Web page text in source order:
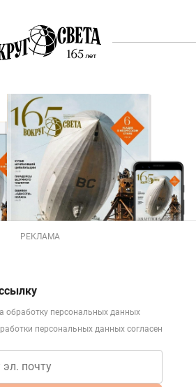
РЕКЛАМА
обработку персональных данных
персональных данных согласен